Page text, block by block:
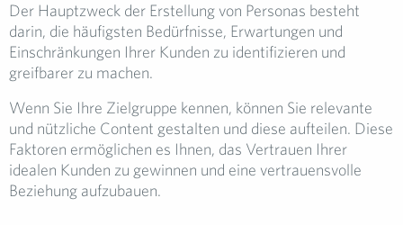
Der Hauptzweck der Erstellung von Personas besteht
darin, die häufigsten Bedürfnisse, Erwartungen und
Einschränkungen Ihrer Kunden zu identifizieren und
greifbarer zu machen.
Wenn Sie Ihre Zielgruppe kennen, können Sie relevante
und nützliche Content gestalten und diese aufteilen. Diese
Faktoren ermöglichen es Ihnen, das Vertrauen Ihrer
idealen Kunden zu gewinnen und eine vertrauensvolle
Beziehung aufzubauen.